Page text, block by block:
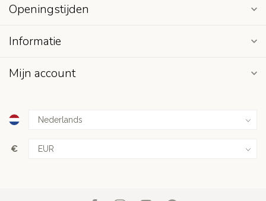
Openingstijden
Informatie
Mijn account
€